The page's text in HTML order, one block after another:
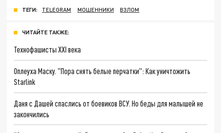
ТЕГИ: TELEGRAM МОШЕННИКИ ВЗЛОМ
ЧИТАЙТЕ ТАКЖЕ:
Технофашисты XXI века
Оплеуха Маску. "Пора снять белые перчатки": Как уничтожить
Starlink
Даня с Дашей спаслись от боевиков ВСУ. Но беды для малышей не
закончились